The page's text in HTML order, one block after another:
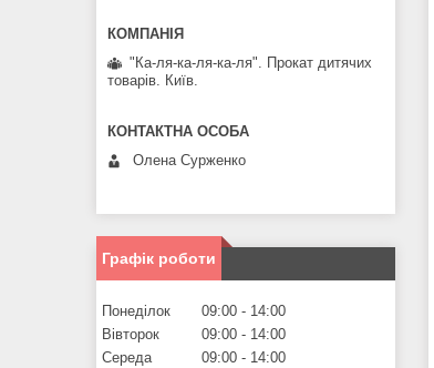
"Ка-ля-ка-ля-ка-ля". Прокат дитячих
товарів. Київ.
Олена Сурженко
Графік роботи
Понеділок 09:00
14:00
Вівторок
09:00
14:00
Середа
09:00
14:00